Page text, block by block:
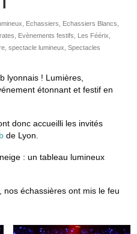
, Echassiers, Echassiers Blancs,
, Evènements festifs, Les Féérix,
, spectacle lumineux, Spectacles
lyonnais ! Lumières,
étonnant et festif en
donc accueilli les invités
de Lyon.
: un tableau lumineux
échassières ont mis le feu